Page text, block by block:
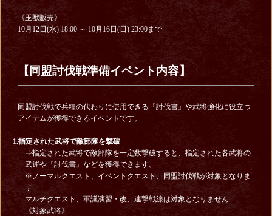
《玉獣販売》
10月12日(水) 18:00 ～ 10月16日(日) 23:00まで
【同盟討伐戦準備イベント内容】
同盟討伐戦で兵糧の代わりに使用できる『討伐書』や武将強化に役立つ
アイテムが獲得できるイベントです。
1.指定された武将で敵部隊を撃破
⇒指定された武将で敵部隊を一定数撃破すると、指定された各武将の
武運や『討伐書』などを獲得できます。
※ノーマルクエスト、イベントクエスト、同盟討伐戦が対象となりま
す
マルチクエスト、軍議演習・改、連撃戦線は対象となりません
《対象武将》